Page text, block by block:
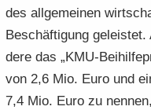
des all­ge­mei­nen
Be­schäf­ti­gung
de­re das „KMU-​
von 2,6 Mio. Euro und
7,4 Mio. Euro zu